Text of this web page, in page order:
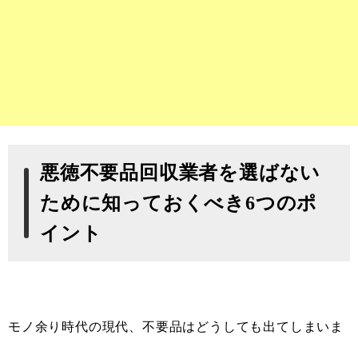
悪徳不要品回収業者を選ばない
ために知っておくべき6つのポ
イント
モノ余り時代の現代、不要品はどうしても出てしまいま